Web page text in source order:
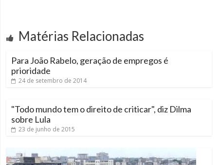
Matérias Relacionadas
Para João Rabelo, geração de empregos é
prioridade
24 de setembro de 2014
"Todo mundo tem o direito de criticar", diz Dilma
sobre Lula
23 de junho de 2015